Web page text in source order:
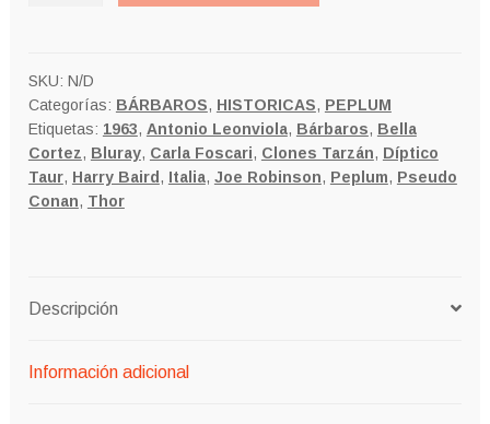
LA
FUERZA
BRUTA
cantidad
SKU: N/D
Categorías: BÁRBAROS, HISTORICAS, PEPLUM
Etiquetas: 1963, Antonio Leonviola, Bárbaros, Bella
Cortez, Bluray, Carla Foscari, Clones Tarzán, Díptico
Taur, Harry Baird , Italia, Joe Robinson, Peplum, Pseudo
Conan, Thor
Descripción
Información adicional